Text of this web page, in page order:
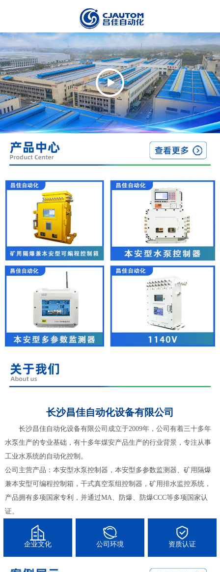
长沙昌佳自动化设备有限公司
长沙昌佳自动化设备有限公司成立于2009年，公司有着三十多年
水泵生产的专业基础，有十多年煤安产品生产的行业背景，专注从事
工业水系统的自动化控制。
公司主营产品：本安型水泵控制器，本安型多参数监测器、矿用隔爆
兼本安型可编程控制箱，干式真空泵组控制器，矿用排水监控系统，
产品拥有多项国家专利，并通过MA、防爆、防爆CCC等多项国家认
证。
企业文化 公司环境 资质认证